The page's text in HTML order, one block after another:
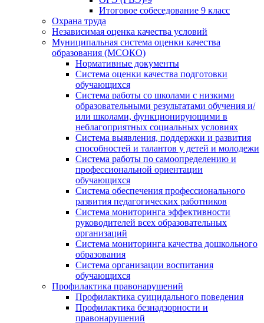
Итоговое собеседование 9 класс
Охрана труда
Независимая оценка качества условий
Муниципальная система оценки качества
образования (МСОКО)
Нормативные документы
Система оценки качества подготовки
обучающихся
Система работы со школами с низкими
образовательными результатами обучения и/
или школами, функционирующими в
неблагоприятных социальных условиях
Система выявления, поддержки и развития
способностей и талантов у детей и молодежи
Система работы по самоопределению и
профессиональной ориентации
обучающихся
Система обеспечения профессионального
развития педагогических работников
Система мониторинга эффективности
руководителей всех образовательных
организаций
Система мониторинга качества дошкольного
образования
Система организации воспитания
обучающихся
Профилактика правонарушений
Профилактика суицидального поведения
Профилактика безнадзорности и
правонарушений